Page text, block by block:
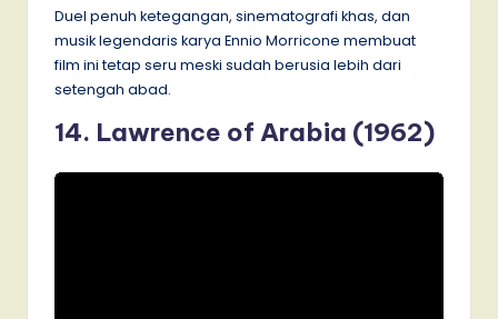
Duel penuh ketegangan, sinematografi khas, dan
musik legendaris karya Ennio Morricone membuat
film ini tetap seru meski sudah berusia lebih dari
setengah abad.
14. Lawrence of Arabia (1962)